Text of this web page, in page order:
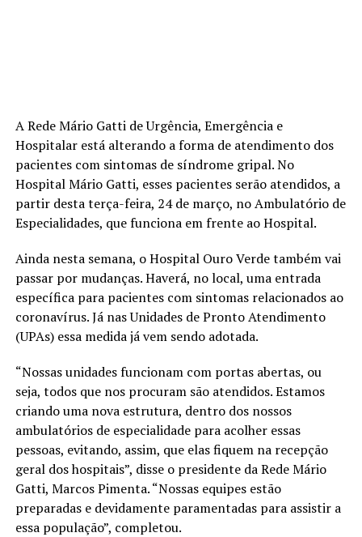
A Rede Mário Gatti de Urgência, Emergência e
Hospitalar está alterando a forma de atendimento dos
pacientes com sintomas de síndrome gripal. No
Hospital Mário Gatti, esses pacientes serão atendidos, a
partir desta terça-feira, 24 de março, no Ambulatório de
Especialidades, que funciona em frente ao Hospital.
Ainda nesta semana, o Hospital Ouro Verde também vai
passar por mudanças. Haverá, no local, uma entrada
específica para pacientes com sintomas relacionados ao
coronavírus. Já nas Unidades de Pronto Atendimento
(UPAs) essa medida já vem sendo adotada.
“Nossas unidades funcionam com portas abertas, ou
seja, todos que nos procuram são atendidos. Estamos
criando uma nova estrutura, dentro dos nossos
ambulatórios de especialidade para acolher essas
pessoas, evitando, assim, que elas fiquem na recepção
geral dos hospitais”, disse o presidente da Rede Mário
Gatti, Marcos Pimenta. “Nossas equipes estão
preparadas e devidamente paramentadas para assistir a
essa população”, completou.